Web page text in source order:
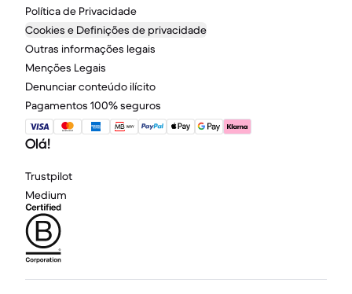
Política de Privacidade
Cookies e Definições de privacidade
Outras informações legais
Menções Legais
Denunciar conteúdo ilícito
Pagamentos 100% seguros
Olá!
Trustpilot
Medium